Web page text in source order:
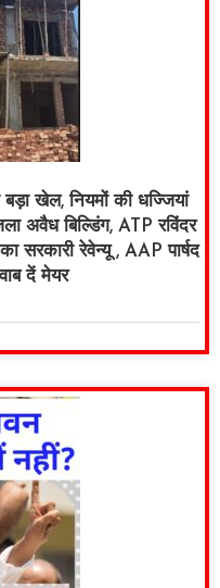
खेल, नियमों की धज्जियां
अवैध बिल्डिंग, ATP रविंदर
सरकारी रेवेन्यू , AAP पार्षद
दें मेयर